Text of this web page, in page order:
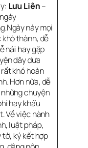
Lưu Liên–
này mọi
khó thành, dễ
nải hay gặp
dây dưa
khó hoàn
Hơn nữa, dễ
chuyện
hay khẩu
Về việc hành
luật pháp,
tờ, ký kết hợp